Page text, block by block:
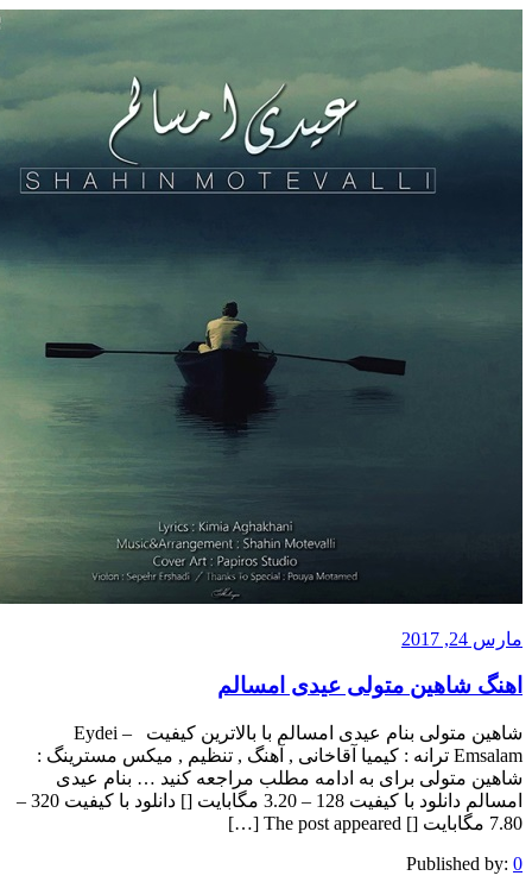
متولی عیدی امسالم
شاهین متولی بنام عیدی امسالم با بالاترین کیفیت – Eydei
Emsalam ترانه : کیمیا آقاخانی , آهنگ , تنظیم , میکس مسترینگ :
برای به ادامه مطلب مراجعه کنید … بنام عیدی
امسالم دانلود با کیفیت 128 – 3.20 مگابایت [] دانلود با کیفیت 320 –